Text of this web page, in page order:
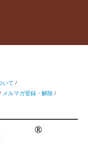
いて /
/ メルマガ登録・解除 /